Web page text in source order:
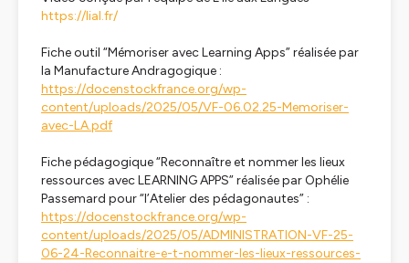
https://lial.fr/
Fiche outil “Mémoriser avec Learning Apps” réalisée par
la Manufacture Andragogique :
https://docenstockfrance.org/wp-
content/uploads/2025/05/VF-06.02.25-Memoriser-
avec-LA.pdf
Fiche pédagogique “Reconnaître et nommer les lieux
ressources avec LEARNING APPS” réalisée par Ophélie
Passemard pour “l’Atelier des pédagonautes” :
https://docenstockfrance.org/wp-
content/uploads/2025/05/ADMINISTRATION-VF-25-
06-24-Reconnaitre-e-t-nommer-les-lieux-ressources-